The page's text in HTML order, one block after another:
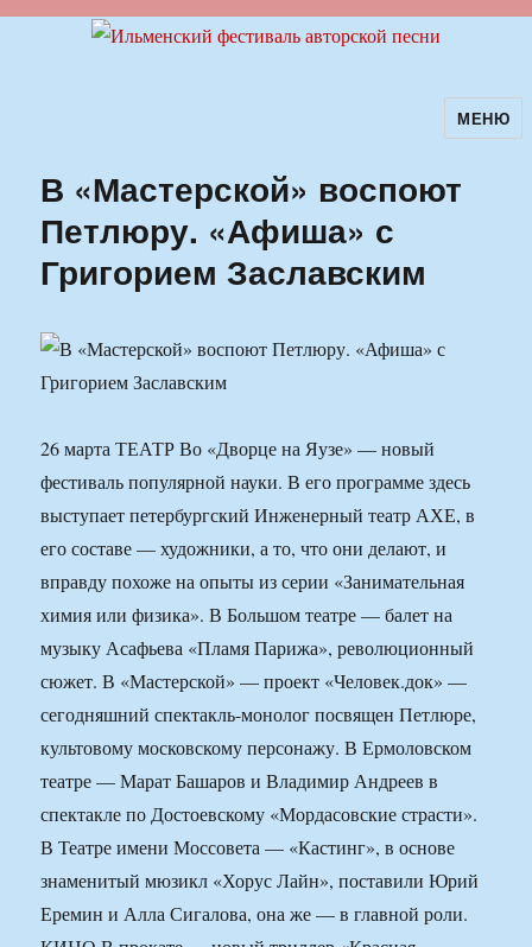
Ильменский фестиваль авторскойМЕНЮ
В «Мастерской» воспоют
Петлюру. «Афиша» с
Григорием Заславским
26 марта ТЕАТР Во «Дворце на Яузе» — новый
фестиваль популярной науки. В его программе здесь
выступает петербургский Инженерный театр АХЕ, в
его составе — художники, а то, что они делают, и
вправду похоже на опыты из серии «Занимательная
химия или физика». В Большом театре — балет на
музыку Асафьева «Пламя Парижа», революционный
сюжет. В «Мастерской» — проект «Человек.док» —
сегодняшний спектакль-монолог посвящен Петлюре,
культовому московскому персонажу. В Ермоловском
театре — Марат Башаров и Владимир Андреев в
спектакле по Достоевскому «Мордасовские страсти».
В Театре имени Моссовета — «Кастинг», в основе
знаменитый мюзикл «Хорус Лайн», поставили Юрий
Еремин и Алла Сигалова, она же — в главной роли.